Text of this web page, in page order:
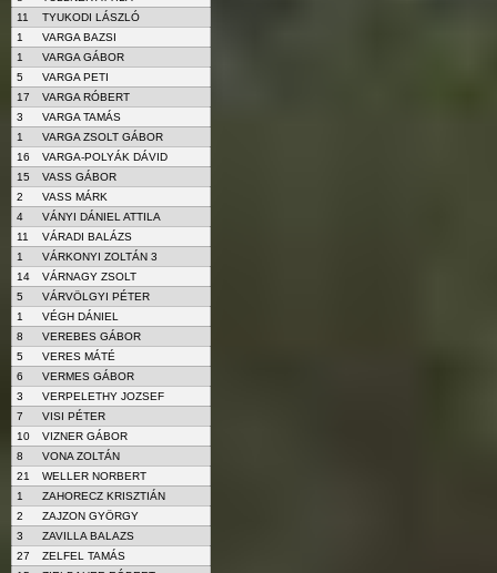
11
TYUKODI LÁSZLÓ
1
VARGA BAZSI
1
VARGA GÁBOR
5
VARGA PETI
17
VARGA RÓBERT
3
VARGA TAMÁS
1
VARGA ZSOLT GÁBOR
16
VARGA-POLYÁK DÁVID
15
VASS GÁBOR
2
VASS MÁRK
4
VÁNYI DÁNIEL ATTILA
11
VÁRADI BALÁZS
1
VÁRKONYI ZOLTÁN 3
14
VÁRNAGY ZSOLT
5
VÁRVÖLGYI PÉTER
1
VÉGH DÁNIEL
8
VEREBES GÁBOR
5
VERES MÁTÉ
6
VERMES GÁBOR
3
VERPELETHY JOZSEF
7
VISI PÉTER
10
VIZNER GÁBOR
8
VONA ZOLTÁN
21
WELLER NORBERT
1
ZAHORECZ KRISZTIÁN
2
ZAJZON GYÖRGY
3
ZAVILLA BALAZS
27
ZELFEL TAMÁS